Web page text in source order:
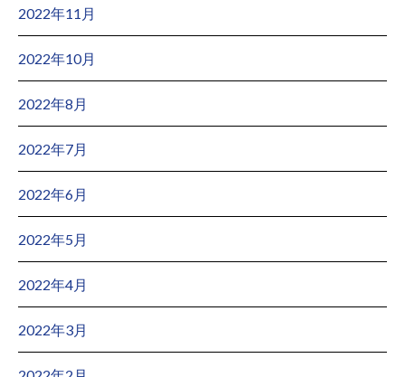
2022年11月
2022年10月
2022年8月
2022年7月
2022年6月
2022年5月
2022年4月
2022年3月